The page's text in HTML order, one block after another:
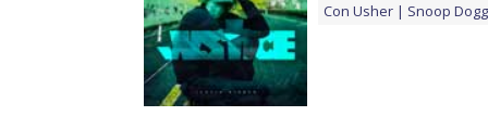
Con Usher Snoop Dogg